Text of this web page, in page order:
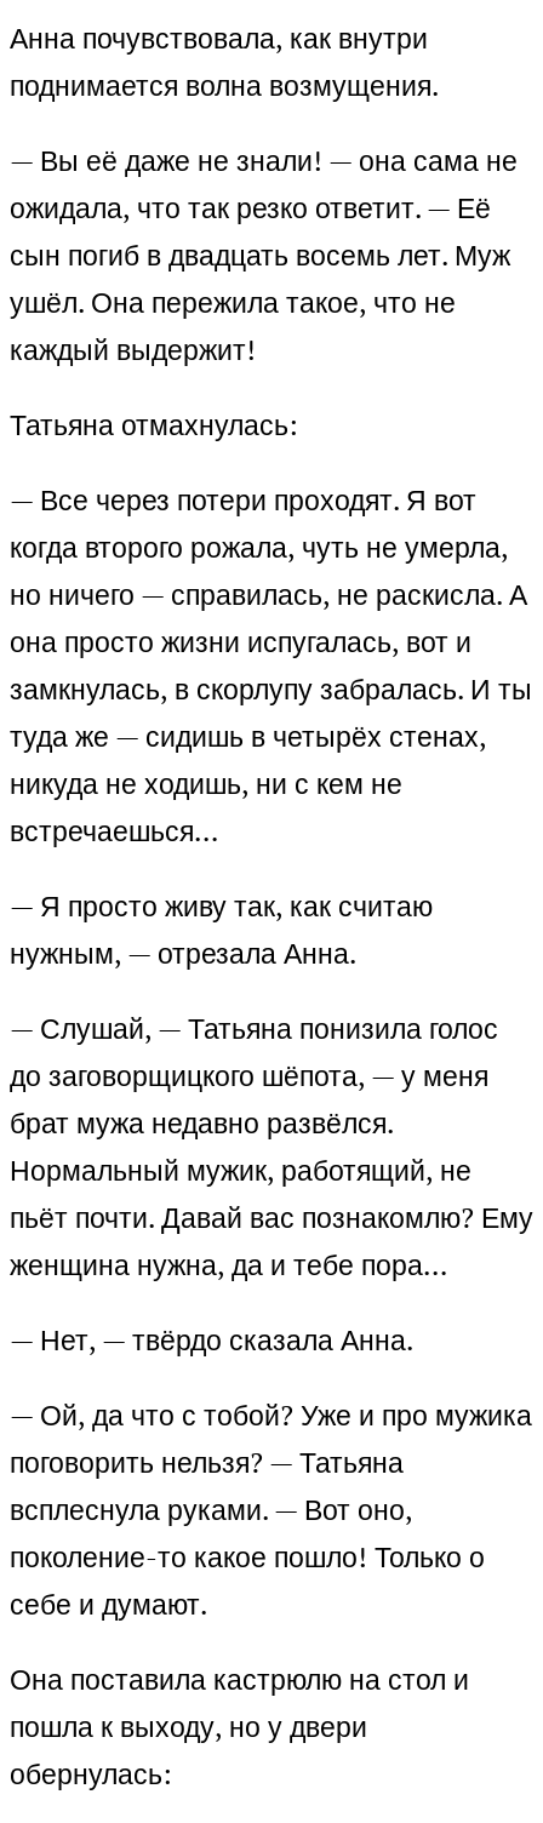
Анна почувствовала, как внутри
поднимается волна возмущения.
— Вы её даже не знали! — она сама не
ожидала, что так резко ответит. — Её
сын погиб в двадцать восемь лет. Муж
ушёл. Она пережила такое, что не
каждый выдержит!
Татьяна отмахнулась:
— Все через потери проходят. Я вот
когда второго рожала, чуть не умерла,
но ничего — справилась, не раскисла. А
она просто жизни испугалась, вот и
замкнулась, в скорлупу забралась. И ты
туда же — сидишь в четырёх стенах,
никуда не ходишь, ни с кем не
встречаешься…
— Я просто живу так, как считаю
нужным, — отрезала Анна.
— Слушай, — Татьяна понизила голос
до заговорщицкого шёпота, — у меня
брат мужа недавно развёлся.
Нормальный мужик, работящий, не
пьёт почти. Давай вас познакомлю? Ему
женщина нужна, да и тебе пора…
— Нет, — твёрдо сказала Анна.
— Ой, да что с тобой? Уже и про мужика
поговорить нельзя? — Татьяна
всплеснула руками. — Вот оно,
поколение-то какое пошло! Только о
себе и думают.
Она поставила кастрюлю на стол и
пошла к выходу, но у двери
обернулась: